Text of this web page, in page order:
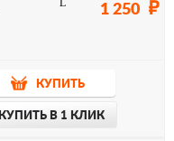
L 1 250
КУПИТЬ
КУПИТЬ В 1 КЛИК